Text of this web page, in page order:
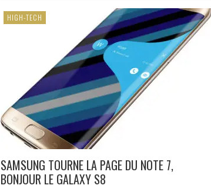
HIGH-TECH
SAMSUNG TOURNE LA PAGE DU NOTE 7,
BONJOUR LE GALAXY S8